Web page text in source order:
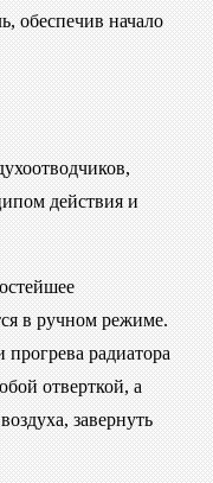
обеспечив начало
действия и
в ручном режиме.
радиатора
отверткой, а
завернуть